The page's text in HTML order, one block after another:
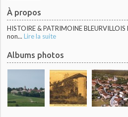
À propos
HISTOIRE & PATRIMOINE
non... Lire la suite
Albums photos